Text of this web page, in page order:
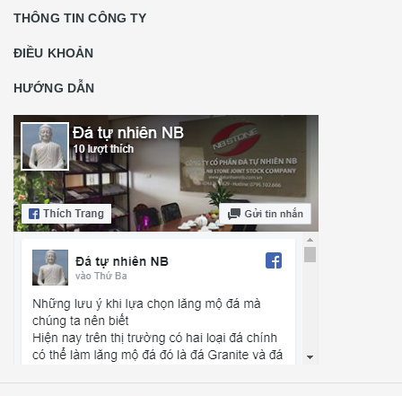
THÔNG TIN CÔNG TY
ĐIỀU KHOẢN
HƯỚNG DẪN